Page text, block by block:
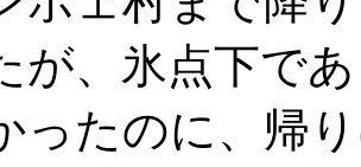
が、氷点下で
ったのに、帰